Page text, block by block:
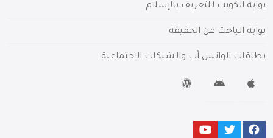
بوابة الكويت للتعريف بالإسلام
بوابة الباحث عن الحقيقة
بطاقات الواتس آب والشبكات الاجتماعية